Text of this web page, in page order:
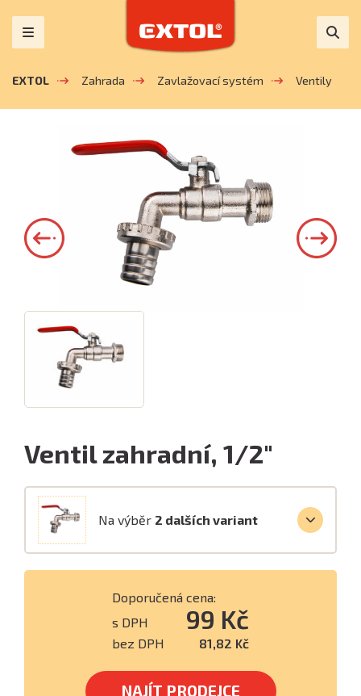
EXTOL Zahrada Zavlažovací systém Ventily
Ventil zahradní, 1/2"
Na výběr 2 dalších variant
Doporučená cena:
s DPH
99 Kč
bez DPH 81,82 Kč
NAJÍT PRODEJCE